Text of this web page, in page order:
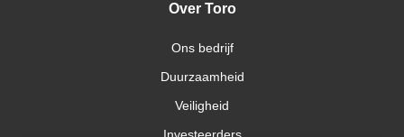
Over Toro
Ons bedrijf
Duurzaamheid
Veiligheid